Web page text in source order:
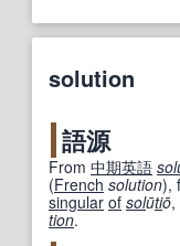
solution
語源
From 中期英語
(French solution),
singular of solūtiō,
tion.